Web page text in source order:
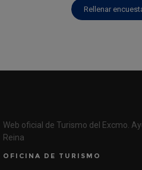
Rellenar
Web oficial de Turismo del Excmo.
Reina
OFICINA DE TURISMO